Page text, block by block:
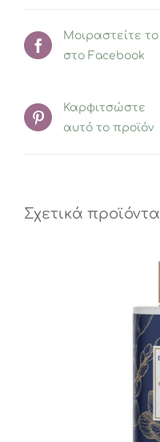
Μοιραστείτε το
στο Facebook
Καρφιτσώστε
αυτό το προϊόν
Σχετικά προϊόντα